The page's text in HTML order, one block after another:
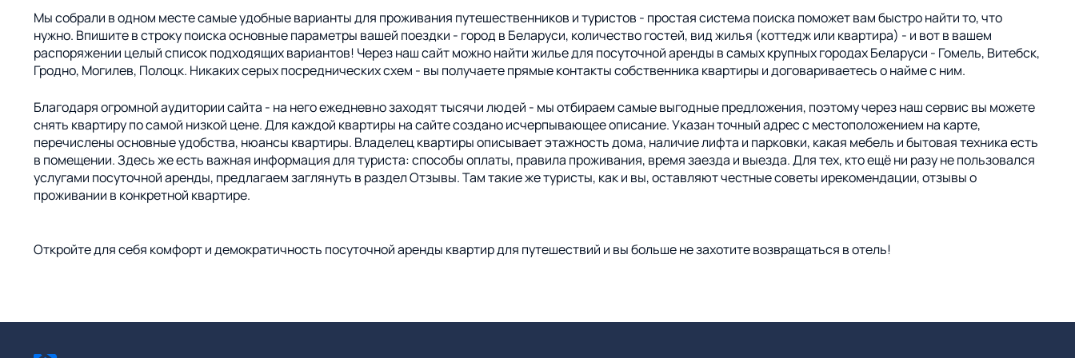
Мы собрали в одном месте самые удобные варианты для проживания путешественников и туристов - простая система поиска поможет вам быстро найти то, что
нужно. Впишите в строку поиска основные параметры вашей поездки - город в Беларуси, количество гостей, вид жилья (коттедж или квартира) - и вот в вашем
распоряжении целый список подходящих вариантов! Через наш сайт можно найти жилье для посуточной аренды в самых крупных городах Беларуси - Гомель, Витебск,
Гродно, Могилев, Полоцк. Никаких серых посреднических схем - вы получаете прямые контакты собственника квартиры и договариваетесь о найме с ним.
Благодаря огромной аудитории сайта - на него ежедневно заходят тысячи людей - мы отбираем самые выгодные предложения, поэтому через наш сервис вы можете
снять квартиру по самой низкой цене. Для каждой квартиры на сайте создано исчерпывающее описание. Указан точный адрес с местоположением на карте,
перечислены основные удобства, нюансы квартиры. Владелец квартиры описывает этажность дома, наличие лифта и парковки, какая мебель и бытовая техника есть
в помещении. Здесь же есть важная информация для туриста: способы оплаты, правила проживания, время заезда и выезда. Для тех, кто ещё ни разу не пользовался
услугами посуточной аренды, предлагаем заглянуть в раздел Отзывы. Там такие же туристы, как и вы, оставляют честные советы ирекомендации, отзывы о
проживании в конкретной квартире.
Откройте для себя комфорт и демократичность посуточной аренды квартир для путешествий и вы больше не захотите возвращаться в отель!